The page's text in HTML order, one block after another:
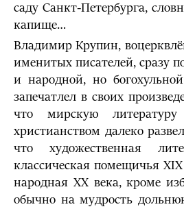
саду Санкт-Петербурга,
капище…
Владимир Крупин,
именитых писателей, сразу
и народной, но
запечатлел в своих
что мирскую
христианством далеко
что художественная
классическая помещичья XIX
народная XX века, кроме
обычно на мудрость